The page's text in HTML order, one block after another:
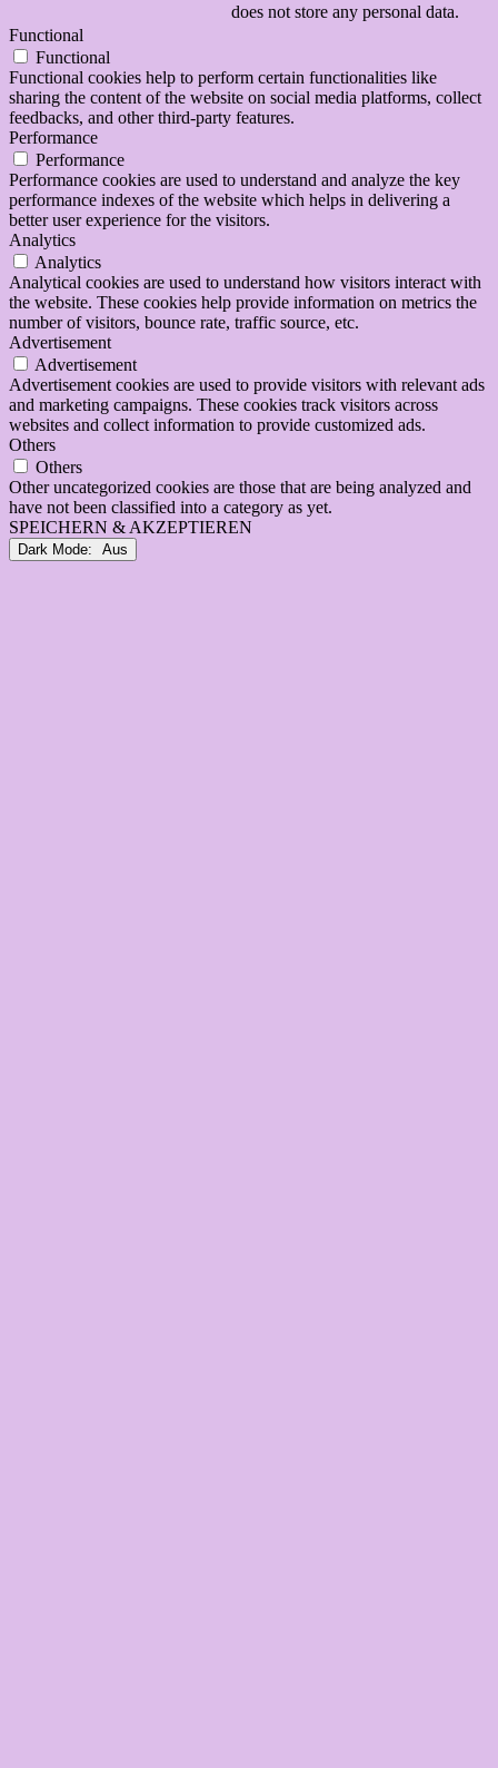
does not store any personal data.
Functional
Functional
Functional cookies help to perform certain functionalities like
sharing the content of the website on social media platforms, collect
feedbacks, and other third-party features.
Performance
Performance
Performance cookies are used to understand and analyze the key
performance indexes of the website which helps in delivering a
better user experience for the visitors.
Analytics
Analytics
Analytical cookies are used to understand how visitors interact with
the website. These cookies help provide information on metrics the
number of visitors, bounce rate, traffic source, etc.
Advertisement
Advertisement
Advertisement cookies are used to provide visitors with relevant ads
and marketing campaigns. These cookies track visitors across
websites and collect information to provide customized ads.
Others
Others
Other uncategorized cookies are those that are being analyzed and
have not been classified into a category as yet.
SPEICHERN & AKZEPTIEREN
Dark Mode: